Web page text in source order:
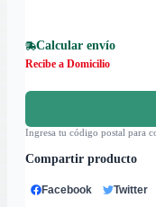
Calcular envío
Recibe a Domicilio
Ingresa tu código postal para
Compartir producto
Facebook Twitter